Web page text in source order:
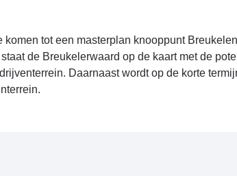
komen tot een masterplan knooppunt
de Breukelerwaard op de kaart met de
Daarnaast wordt op de korte